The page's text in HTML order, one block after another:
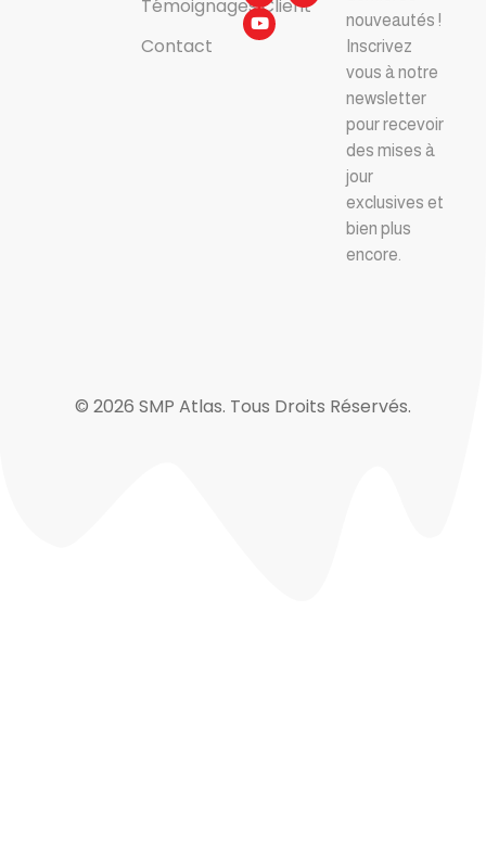
Témoignages Client
Contact
nouveautés !
Inscrivez
vous à notre
newsletter
pour recevoir
des mises à
jour
exclusives et
bien plus
encore.
© 2026 SMP Atlas. Tous Droits Réservés.